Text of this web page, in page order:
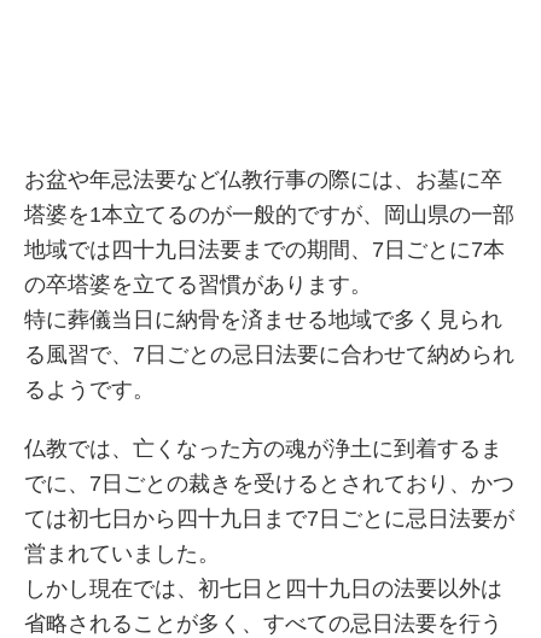
お盆や年忌法要など仏教行事の際には、お墓に卒
塔婆を1本立てるのが一般的ですが、岡山県の一部
地域では四十九日法要までの期間、7日ごとに7本
の卒塔婆を立てる習慣があります。
特に葬儀当日に納骨を済ませる地域で多く見られ
る風習で、7日ごとの忌日法要に合わせて納められ
るようです。
仏教では、亡くなった方の魂が浄土に到着するま
でに、7日ごとの裁きを受けるとされており、かつ
ては初七日から四十九日まで7日ごとに忌日法要が
営まれていました。
しかし現在では、初七日と四十九日の法要以外は
省略されることが多く、すべての忌日法要を行う